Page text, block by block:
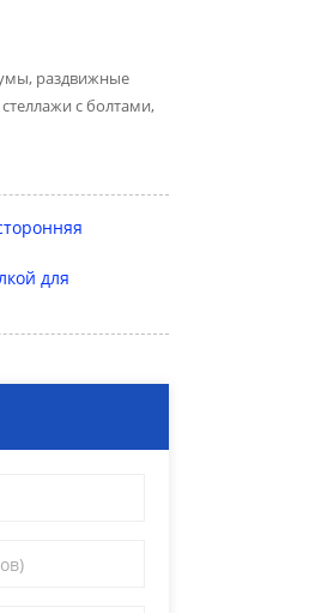
раздвижные
с болтами,
для